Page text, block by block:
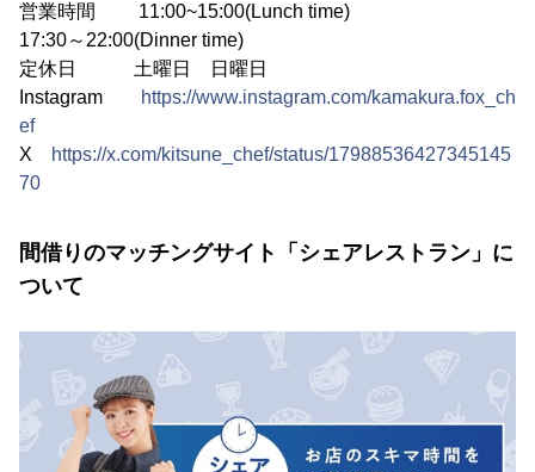
営業時間 11:00~15:00(Lunch time)
17:30～22:00(Dinner time)
定休日 土曜日 日曜日
Instagram
https://www.instagram.com/kamakura.fox_ch
ef
X
https://x.com/kitsune_chef/status/17988536427345145
70
間借りのマッチングサイト「シェアレストラン」に
ついて